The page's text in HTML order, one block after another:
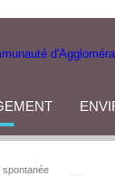
spontanée